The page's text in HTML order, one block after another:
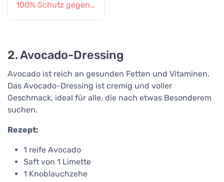
100% Schutz gegen
2. Avocado-Dressing
Avocado ist reich an gesunden Fetten und Vitaminen.
Das Avocado-Dressing ist cremig und voller
Geschmack, ideal für alle, die nach etwas Besonderem
suchen.
Rezept:
1 reife Avocado
Saft von 1 Limette
1 Knoblauchzehe